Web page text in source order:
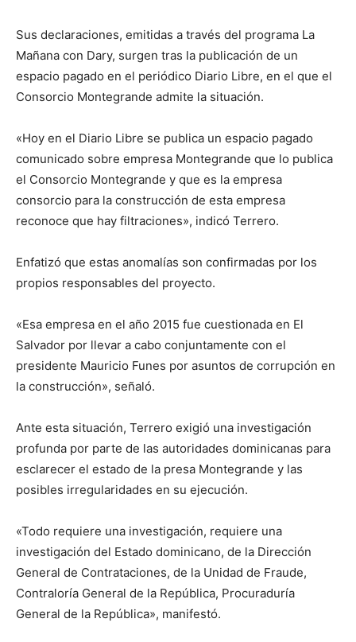
Sus declaraciones, emitidas a través del programa La
Mañana con Dary, surgen tras la publicación de un
espacio pagado en el periódico Diario Libre, en el que el
Consorcio Montegrande admite la situación.
«Hoy en el Diario Libre se publica un espacio pagado
comunicado sobre empresa Montegrande que lo publica
el Consorcio Montegrande y que es la empresa
consorcio para la construcción de esta empresa
reconoce que hay filtraciones», indicó Terrero.
Enfatizó que estas anomalías son confirmadas por los
propios responsables del proyecto.
«Esa empresa en el año 2015 fue cuestionada en El
Salvador por llevar a cabo conjuntamente con el
presidente Mauricio Funes por asuntos de corrupción en
la construcción», señaló.
Ante esta situación, Terrero exigió una investigación
profunda por parte de las autoridades dominicanas para
esclarecer el estado de la presa Montegrande y las
posibles irregularidades en su ejecución.
«Todo requiere una investigación, requiere una
investigación del Estado dominicano, de la Dirección
General de Contrataciones, de la Unidad de Fraude,
Contraloría General de la República, Procuraduría
General de la República», manifestó.